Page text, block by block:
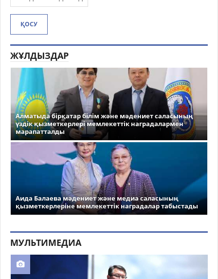
ҚОСУ
ЖҰЛДЫЗДАР
Алматыда бірқатар білім және мәдениет саласының
үздік қызметкерлері мемлекеттік наградалармен
марапатталды
Аида Балаева мәдениет және медиа саласының
қызметкерлеріне мемлекеттік наградалар табыстады
МУЛЬТИМЕДИА